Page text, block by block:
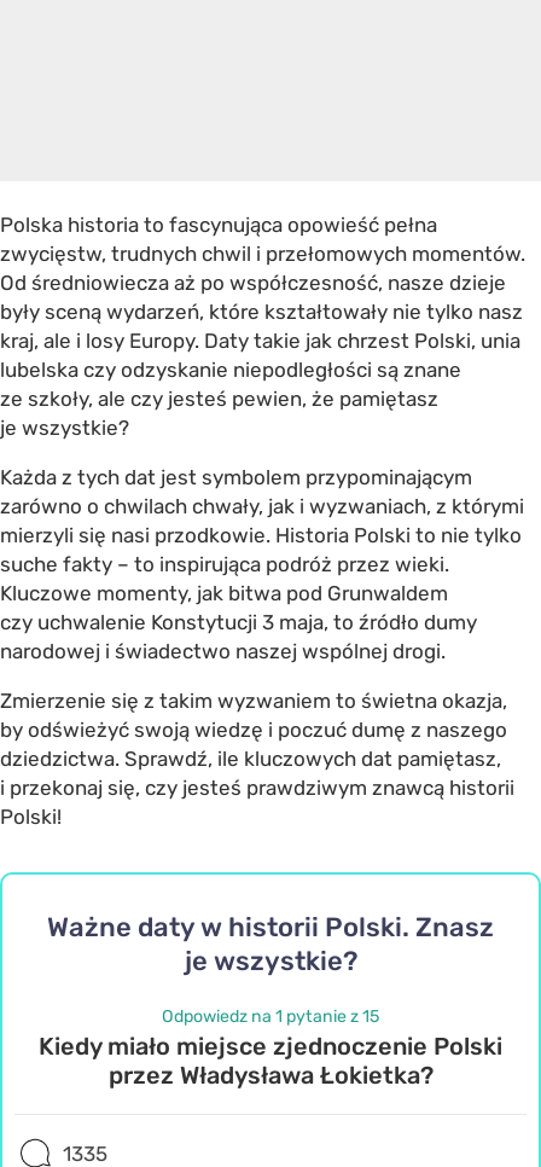
Polska historia to fascynująca opowieść pełna
zwycięstw, trudnych chwil i przełomowych momentów.
Od średniowiecza aż po współczesność, nasze dzieje
były sceną wydarzeń, które kształtowały nie tylko nasz
kraj, ale i losy Europy. Daty takie jak chrzest Polski, unia
lubelska czy odzyskanie niepodległości są znane
ze szkoły, ale czy jesteś pewien, że pamiętasz
je wszystkie?
Każda z tych dat jest symbolem przypominającym
zarówno o chwilach chwały, jak i wyzwaniach, z którymi
mierzyli się nasi przodkowie. Historia Polski to nie tylko
suche fakty – to inspirująca podróż przez wieki.
Kluczowe momenty, jak bitwa pod Grunwaldem
czy uchwalenie Konstytucji 3 maja, to źródło dumy
narodowej i świadectwo naszej wspólnej drogi.
Zmierzenie się z takim wyzwaniem to świetna okazja,
by odświeżyć swoją wiedzę i poczuć dumę z naszego
dziedzictwa. Sprawdź, ile kluczowych dat pamiętasz,
i przekonaj się, czy jesteś prawdziwym znawcą historii
Polski!
Ważne daty w historii Polski. Znasz
je wszystkie?
Odpowiedz na 1 pytanie z 15
Kiedy miało miejsce zjednoczenie Polski
przez Władysława Łokietka?
1335